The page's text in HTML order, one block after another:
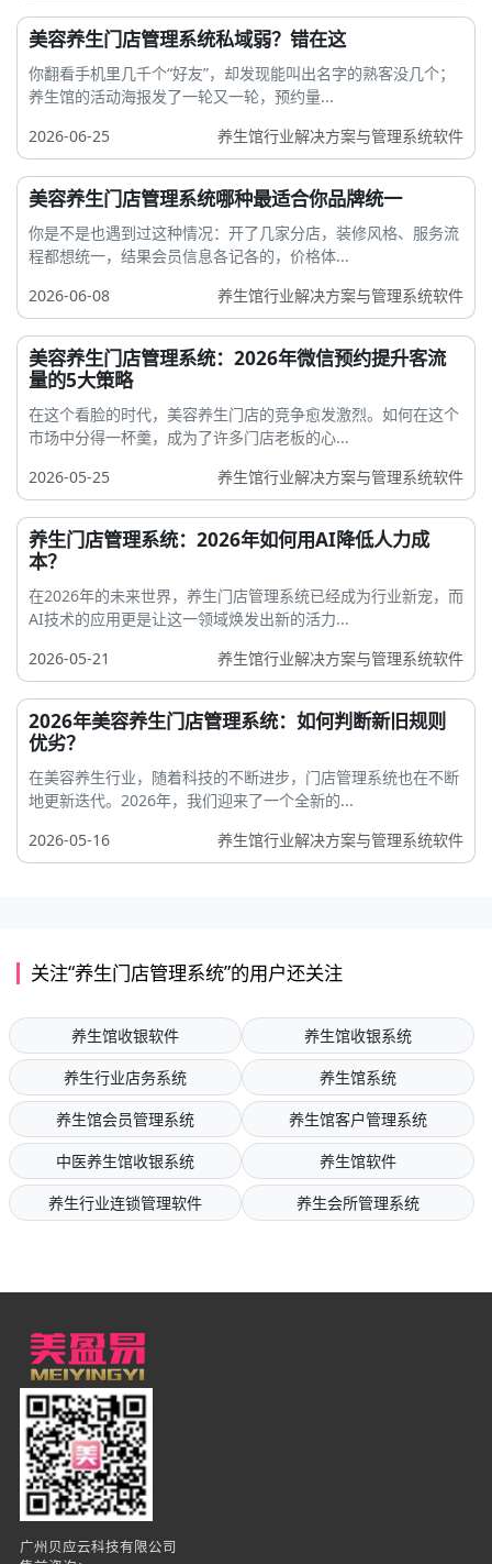
美容养生门店管理系统私域弱？错在这
你翻看手机里几千个“好友”，却发现能叫出名字的熟客没几个；
养生馆的活动海报发了一轮又一轮，预约量...
2026-06-25
养生馆行业解决方案与管理系统软件
美容养生门店管理系统哪种最适合你品牌统一
你是不是也遇到过这种情况：开了几家分店，装修风格、服务流
程都想统一，结果会员信息各记各的，价格体...
2026-06-08
养生馆行业解决方案与管理系统软件
美容养生门店管理系统：2026年微信预约提升客流
量的5大策略
在这个看脸的时代，美容养生门店的竞争愈发激烈。如何在这个
市场中分得一杯羹，成为了许多门店老板的心...
2026-05-25
养生馆行业解决方案与管理系统软件
养生门店管理系统：2026年如何用AI降低人力成
本？
在2026年的未来世界，养生门店管理系统已经成为行业新宠，而
AI技术的应用更是让这一领域焕发出新的活力...
2026-05-21
养生馆行业解决方案与管理系统软件
2026年美容养生门店管理系统：如何判断新旧规则
优劣？
在美容养生行业，随着科技的不断进步，门店管理系统也在不断
地更新迭代。2026年，我们迎来了一个全新的...
2026-05-16
养生馆行业解决方案与管理系统软件
关注“养生门店管理系统”的用户还关注
养生馆收银软件
养生馆收银系统
养生行业店务系统
养生馆系统
养生馆会员管理系统
养生馆客户管理系统
中医养生馆收银系统
养生馆软件
养生行业连锁管理软件
养生会所管理系统
广州贝应云科技有限公司